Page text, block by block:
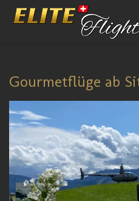
Gourmetflüge ab